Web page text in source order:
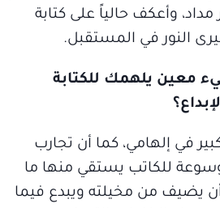
وأعكف حالياً على كتابة
النور في المستقبل.
معين يلهمك للكتابة
في إلهامي، كما أن تجارب
للكاتب يستقي منها ما
يضيف من مخيلته ويبدع فيما